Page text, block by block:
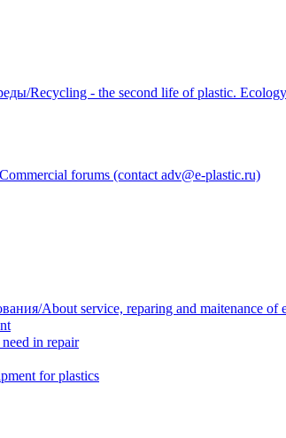
Recycling - the second life of plastic.
forums (contact adv@e-plastic.ru)
About service, reparing and maitenance of
in repair
for plastics